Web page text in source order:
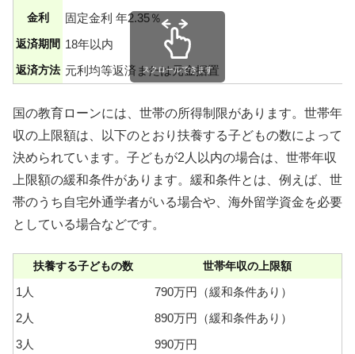
金利 固定金利 年2.35％
返済期間 18年以内
返済方法 元利均等返済または元金据置
スクロールできます
国の教育ローンには、世帯の所得制限があります。世帯年
収の上限額は、以下のとおり扶養する子どもの数によって
決められています。 子どもが2人以内の場合は、世帯年収
上限額の緩和条件があります。緩和条件とは、例えば、世
帯のうち自宅外通学者がいる場合や、海外留学資金を必要
としている場合などです。
扶養する子どもの数 世帯年収の上限額
1人
790万円（緩和条件あり）
2人
890万円（緩和条件あり）
3人
990万円